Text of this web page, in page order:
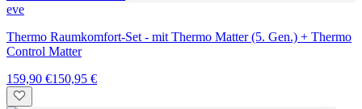
eve
Thermo Raumkomfort-Set - mit Thermo Matter (5. Gen.) + Thermo
Control Matter
159,90 €150,95 €